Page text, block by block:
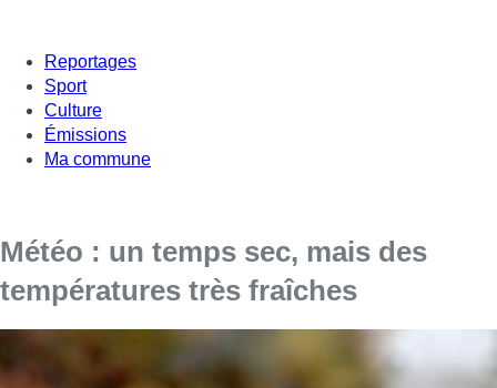
Reportages
Sport
Culture
Émissions
Ma commune
Météo : un temps sec, mais des
températures très fraîches